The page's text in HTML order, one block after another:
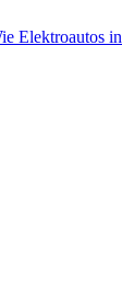
Elektroautos